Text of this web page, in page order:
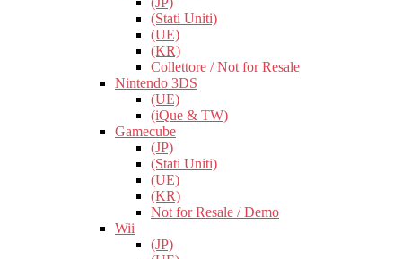
(Stati Uniti)
(UE)
(KR)
Collettore / Not for Resale
Nintendo 3DS
(UE)
(iQue & TW)
Gamecube
(JP)
(Stati Uniti)
(UE)
(KR)
Not for Resale / Demo
Wii
(JP)